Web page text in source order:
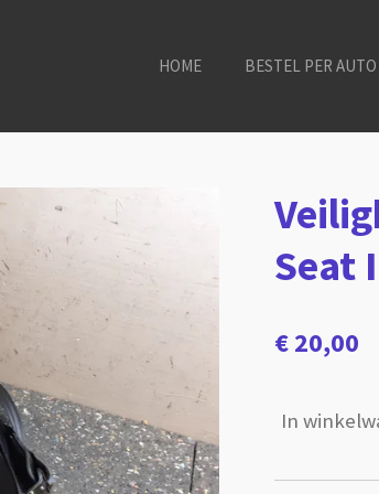
HOME BESTEL PER
Seat
€ 20,00
In